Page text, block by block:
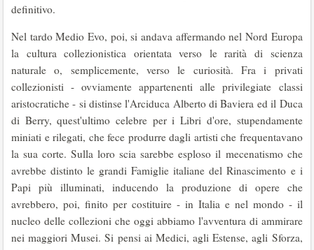
definitivo.
Nel tardo Medio Evo, poi, si andava affermando nel Nord Europa
la cultura collezionistica orientata verso le rarità di scienza
naturale o, semplicemente, verso le curiosità. Fra i privati
collezionisti - ovviamente appartenenti alle privilegiate classi
aristocratiche - si distinse l'Arciduca Alberto di Baviera ed il Duca
di Berry, quest'ultimo celebre per i Libri d'ore, stupenda­mente
miniati e rilegati, che fece produrre dagli artisti che frequentavano
la sua corte. Sulla loro scia sarebbe esploso il mecenatismo che
avrebbe distinto le grandi Famiglie italiane del Rinascimento e i
Papi più illuminati, inducendo la produzione di opere che
avrebbero, poi, finito per costituire - in Italia e nel mondo - il
nucleo delle collezioni che oggi abbiamo l'avventura di ammirare
nei maggiori Musei. Si pensi ai Medici, agli Estense, agli Sforza,